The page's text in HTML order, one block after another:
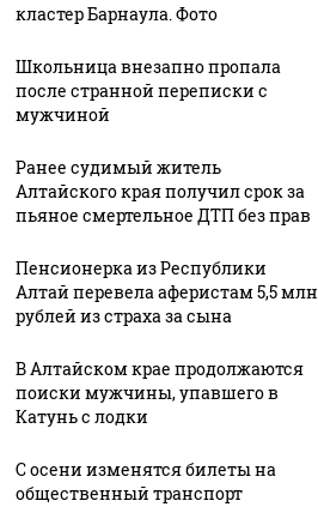
кластер Барнаула. Фото
Школьница внезапно пропала
после странной переписки с
мужчиной
Ранее судимый житель
Алтайского края получил срок за
пьяное смертельное ДТП без прав
Пенсионерка из Республики
Алтай перевела аферистам 5,5 млн
рублей из страха за сына
В Алтайском крае продолжаются
поиски мужчины, упавшего в
Катунь с лодки
С осени изменятся билеты на
общественный транспорт